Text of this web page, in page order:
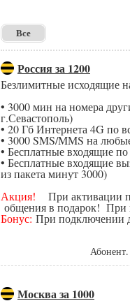
Все
Россия за 1200
Безлимитные исходящие
• 3000 мин на номера
г.Севастополь)
• 20 Гб Интернета 4G по
• 3000 SMS/MMS на
• Бесплатные входящие
• Бесплатные входящие
из пакета минут 3000)
Акция! При активации
общения в подарок! При
Бонус: При подключении
Москва за 1000